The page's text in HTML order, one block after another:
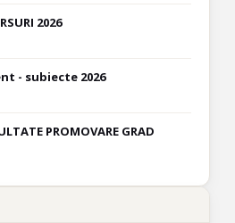
2026
- subiecte 2026
PROMOVARE GRAD